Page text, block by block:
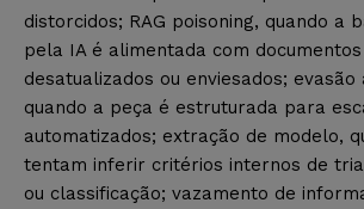
distorcidos; RAG poisoning, quando a
pela IA é alimentada com
desatualizados ou enviesados;
quando a peça é estruturada para
automatizados; extração de modelo,
tentam inferir critérios internos de
ou classificação; vazamento de